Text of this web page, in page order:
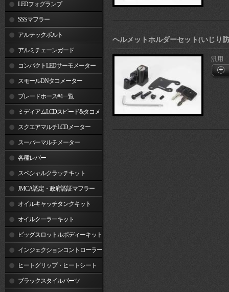
LEDフォグランプ
SSSマフラー
アルテックボルト
アルミチェーンガード
コンパクトLEDサーモメーター
スモールDNタコメーター
ブレードホース#4一覧
ミディアムLCDスピード&タコメ
ータースクエアマルチLCDメーター
スーパーマルチメーター
各種レバー
スペシャルクラッチキット
JMCA認定・政府認証マフラー
オイルキャッチタンクキット
オイルクーラーキット
ビッグスロットルボディーキット
インジェクションコントローラー
ヒートグリップ・ヒートシート
ブラックスタイルパーツ
ヘルメットホルダーセット(いじり
汎用